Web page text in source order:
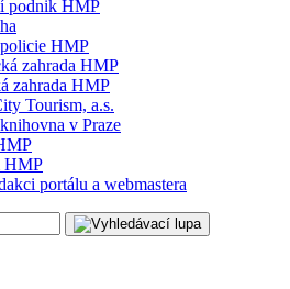
podnik HMP
HMP
zahrada HMP
zahrada HMP
Tourism, a.s.
v Praze
HMP
portálu a webmastera